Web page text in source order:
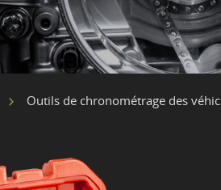
Outils de chronométrage des